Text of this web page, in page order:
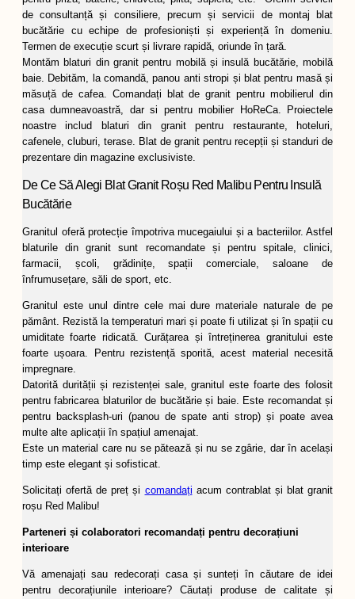
de consultanță și consiliere, precum și servicii de montaj blat
bucătărie cu echipe de profesioniști și experiență în domeniu.
Termen de execuție scurt și livrare rapidă, oriunde în țară.
Montăm blaturi din granit pentru mobilă și insulă bucătărie, mobilă
baie. Debităm, la comandă, panou anti stropi și blat pentru masă și
măsuță de cafea. Comandați blat de granit pentru mobilierul din
casa dumneavoastră, dar si pentru mobilier HoReCa. Proiectele
noastre includ blaturi din granit pentru restaurante, hoteluri,
cafenele, cluburi, terase. Blat de granit pentru recepții și standuri de
prezentare din magazine exclusiviste.
De Ce Să Alegi Blat Granit Roșu Red Malibu Pentru Insulă
Bucătărie
Granitul oferă protecție împotriva mucegaiului și a bacteriilor. Astfel
blaturile din granit sunt recomandate și pentru spitale, clinici,
farmacii, școli, grădinițe, spații comerciale, saloane de
înfrumusețare, săli de sport, etc.
Granitul este unul dintre cele mai dure materiale naturale de pe
pământ. Rezistă la temperaturi mari și poate fi utilizat și în spații cu
umiditate foarte ridicată. Curățarea și întreținerea granitului este
foarte ușoara. Pentru rezistență sporită, acest material necesită
impregnare.
Datorită durității și rezistenței sale, granitul este foarte des folosit
pentru fabricarea blaturilor de bucătărie și baie. Este recomandat și
pentru backsplash-uri (panou de spate anti strop) și poate avea
multe alte aplicații în spațiul amenajat.
Este un material care nu se pătează și nu se zgârie, dar în același
timp este elegant și sofisticat.
Solicitați ofertă de preț și comandați acum contrablat și blat granit
roșu Red Malibu!
Parteneri și colaboratori recomandați pentru decorațiuni
interioare
Vă amenajați sau redecorați casa și sunteți în căutare de idei
pentru decorațiunile interioare? Căutați produse de calitate și